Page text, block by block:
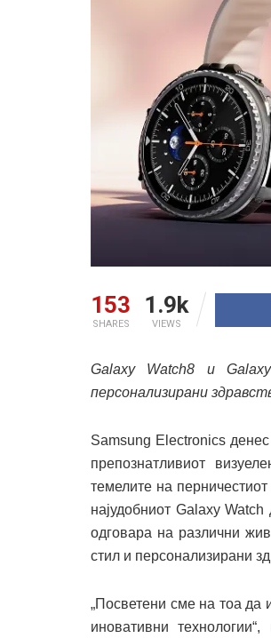
153
SHARES
1.9k
VIEWS
Galaxy Watch8 и
персонализирани
Samsung Electronics денес
препознатливиот
темелите на
најудобниот Galaxy
одговара на различни
стил и персонализирани
„Посветени сме на тоа да
иновативни